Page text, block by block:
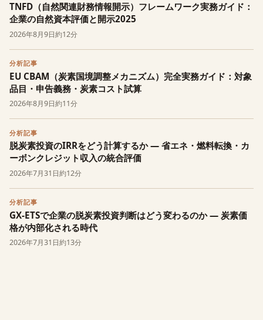
TNFD（自然関連財務情報開示）フレームワーク実務ガイド：
企業の自然資本評価と開示2025
2026年8月9日約12分
分析記事
EU CBAM（炭素国境調整メカニズム）完全実務ガイド：対象
品目・申告義務・炭素コスト試算
2026年8月9日約11分
分析記事
脱炭素投資のIRRをどう計算するか — 省エネ・燃料転換・カ
ーボンクレジット収入の統合評価
2026年7月31日約12分
分析記事
GX-ETSで企業の脱炭素投資判断はどう変わるのか — 炭素価
格が内部化される時代
2026年7月31日約13分